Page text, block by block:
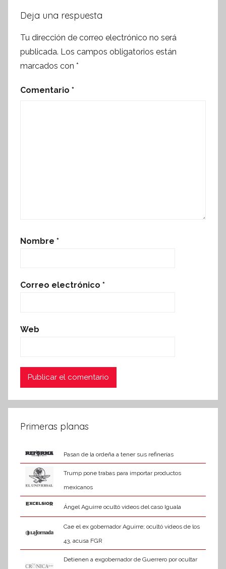
Deja una respuesta
Tu dirección de correo electrónico no será
publicada. Los campos obligatorios están
marcados con *
Comentario *
Nombre *
Correo electrónico *
Web
Primeras planas
Pasan de la ordeña a tener sus refinerías
Trump pone trabas para importar productos
mexicanos
Ángel Aguirre ocultó videos del caso Iguala
Cae el ex gobernador Aguirre; ocultó videos de los
43, acusa FGR
Detienen a exgobernador de Guerrero por ocultar